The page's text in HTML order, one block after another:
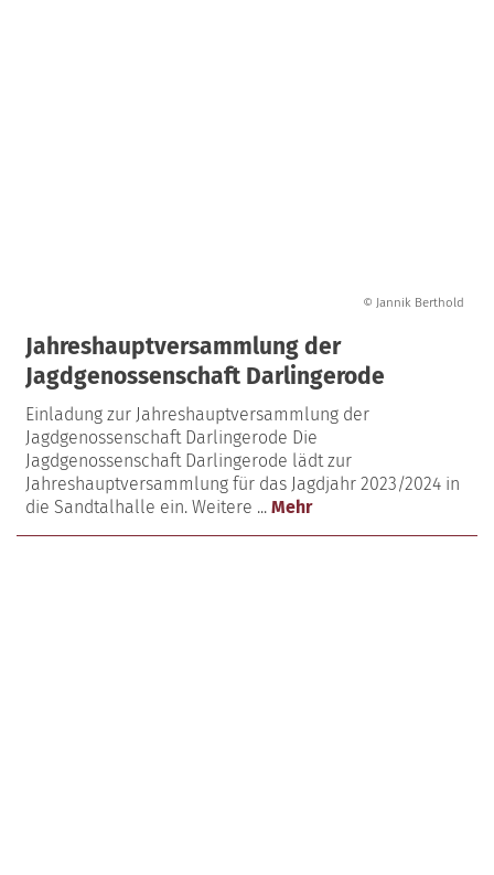
© Jannik Berthold
Jahreshauptversammlung der
Jagdgenossenschaft Darlingerode
Einladung zur Jahreshauptversammlung der
Jagdgenossenschaft Darlingerode Die
Jagdgenossenschaft Darlingerode lädt zur
Jahreshauptversammlung für das Jagdjahr 2023/2024 in
die Sandtalhalle ein. Weitere ... Mehr